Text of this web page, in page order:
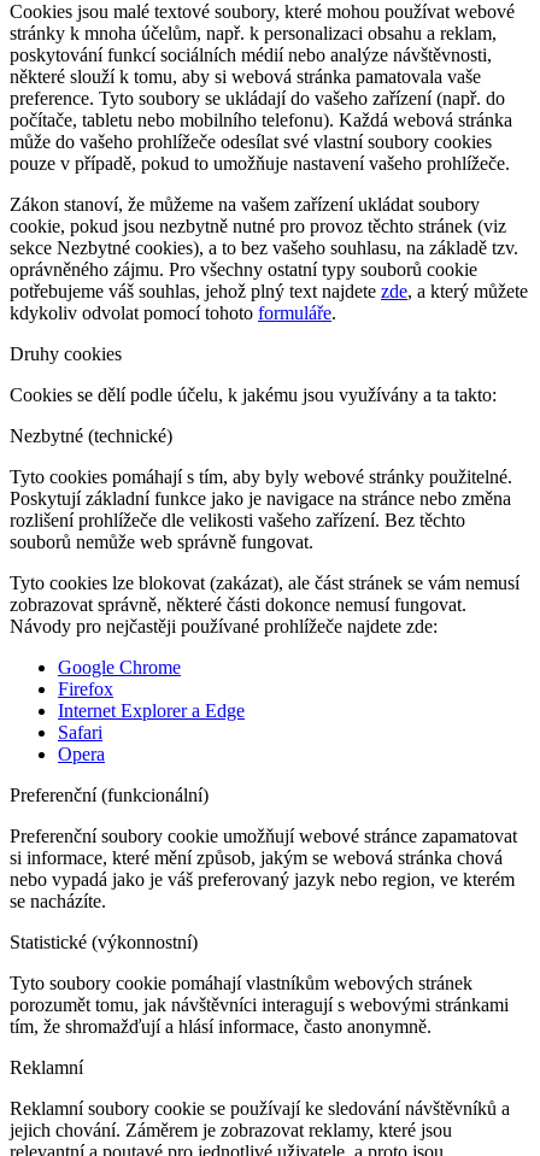
Cookies jsou malé textové soubory, které mohou používat webové
stránky k mnoha účelům, např. k personalizaci obsahu a reklam,
poskytování funkcí sociálních médií nebo analýze návštěvnosti,
některé slouží k tomu, aby si webová stránka pamatovala vaše
preference. Tyto soubory se ukládají do vašeho zařízení (např. do
počítače, tabletu nebo mobilního telefonu). Každá webová stránka
může do vašeho prohlížeče odesílat své vlastní soubory cookies
pouze v případě, pokud to umožňuje nastavení vašeho prohlížeče.
Zákon stanoví, že můžeme na vašem zařízení ukládat soubory
cookie, pokud jsou nezbytně nutné pro provoz těchto stránek (viz
sekce Nezbytné cookies), a to bez vašeho souhlasu, na základě tzv.
oprávněného zájmu. Pro všechny ostatní typy souborů cookie
potřebujeme váš souhlas, jehož plný text najdete zde, a který můžete
kdykoliv odvolat pomocí tohoto formuláře.
Druhy cookies
Cookies se dělí podle účelu, k jakému jsou využívány a ta takto:
Nezbytné (technické)
Tyto cookies pomáhají s tím, aby byly webové stránky použitelné.
Poskytují základní funkce jako je navigace na stránce nebo změna
rozlišení prohlížeče dle velikosti vašeho zařízení. Bez těchto
souborů nemůže web správně fungovat.
Tyto cookies lze blokovat (zakázat), ale část stránek se vám nemusí
zobrazovat správně, některé části dokonce nemusí fungovat.
Návody pro nejčastěji používané prohlížeče najdete zde:
Google Chrome
Firefox
Internet Explorer a Edge
Safari
Opera
Preferenční (funkcionální)
Preferenční soubory cookie umožňují webové stránce zapamatovat
si informace, které mění způsob, jakým se webová stránka chová
nebo vypadá jako je váš preferovaný jazyk nebo region, ve kterém
se nacházíte.
Statistické (výkonnostní)
Tyto soubory cookie pomáhají vlastníkům webových stránek
porozumět tomu, jak návštěvníci interagují s webovými stránkami
tím, že shromažďují a hlásí informace, často anonymně.
Reklamní
Reklamní soubory cookie se používají ke sledování návštěvníků a
jejich chování. Záměrem je zobrazovat reklamy, které jsou
relevantní a poutavé pro jednotlivé uživatele, a proto jsou